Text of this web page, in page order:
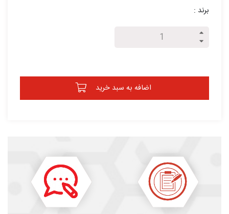
برند :
اضافه به سبد خرید